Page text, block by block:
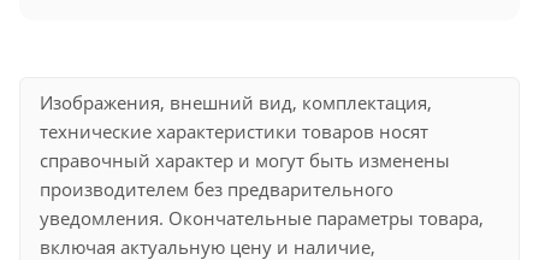
Изображения, внешний вид, комплектация,
технические характеристики товаров носят
справочный характер и могут быть изменены
производителем без предварительного
уведомления. Окончательные параметры товара,
включая актуальную цену и наличие,